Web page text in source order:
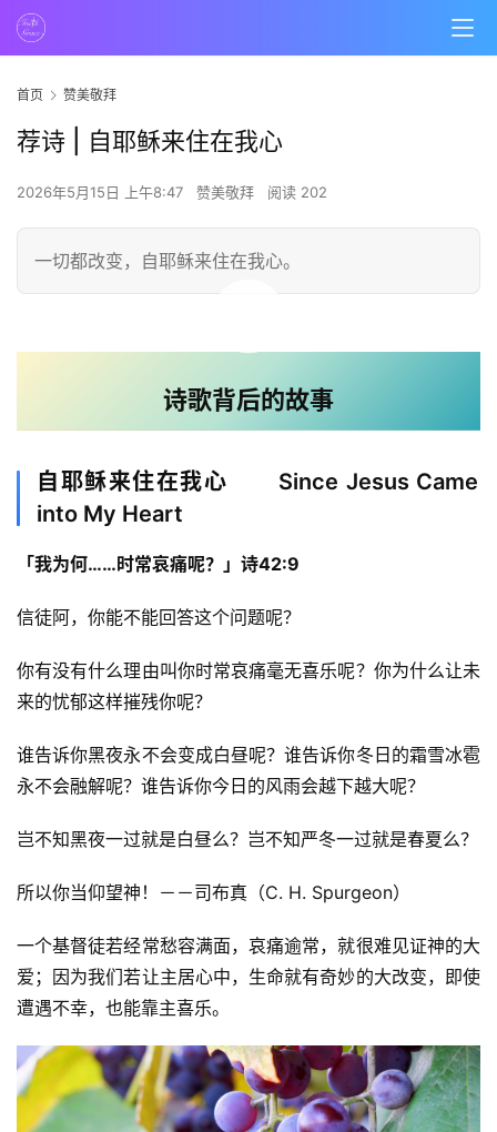
首页 赞美敬拜
荐诗 | 自耶稣来住在我心
2026年5月15日 上午8:47 赞美敬拜 阅读 202
一切都改变，自耶稣来住在我心。
00:00 / 03:07
诗歌背后的故事
自耶稣来住在我心 Since Jesus Came
into My Heart
「我为何……时常哀痛呢？」诗42:9
信徒阿，你能不能回答这个问题呢？
你有没有什么理由叫你时常哀痛毫无喜乐呢？你为什么让未
来的忧郁这样摧残你呢？
谁告诉你黑夜永不会变成白昼呢？谁告诉你冬日的霜雪冰雹
永不会融解呢？谁告诉你今日的风雨会越下越大呢？
岂不知黑夜一过就是白昼么？岂不知严冬一过就是春夏么？
所以你当仰望神！－－司布真（C. H. Spurgeon）
一个基督徒若经常愁容满面，哀痛逾常，就很难见证神的大
爱；因为我们若让主居心中，生命就有奇妙的大改变，即使
遭遇不幸，也能靠主喜乐。